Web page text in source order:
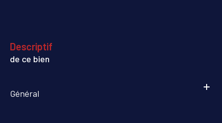
descriptif
de ce bien
Général